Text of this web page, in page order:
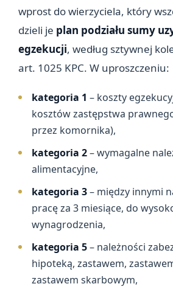
wprost do wierzyciela, który
dzieli je plan podziału sumy
egzekucji, według sztywnej
art. 1025 KPC. W uproszczeniu:
kategoria 1 – koszty
kosztów zastępstwa
przez komornika),
kategoria 2– wymagalne
alimentacyjne,
kategoria 3– między innymi
pracę za 3 miesiące, do
wynagrodzenia,
kategoria 5– należności
hipoteką, zastawem,
zastawem skarbowym,